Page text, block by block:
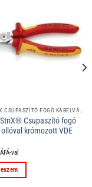
KNIPEX STRIX CSUPASZÍTÓ FOGÓ KÁBELVÁGÓ OLLÓVAL
Csupaszító fogó
krómozott VDE
ÁFÁ-val